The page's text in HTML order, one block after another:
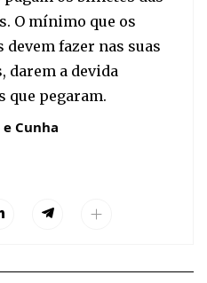
O mínimo que os
fazer nas suas
darem a devida
que pegaram.
Cunha